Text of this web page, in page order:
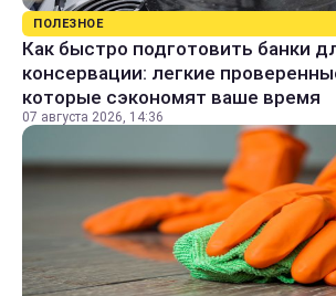
ПОЛЕЗНОЕ
Как быстро подготовить банки
консервации: легкие
которые сэкономят ваше время
07 августа 2026, 14:36